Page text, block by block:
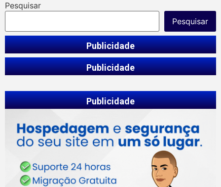
Pesquisar
Pesquisar
Publicidade
Publicidade
Publicidade